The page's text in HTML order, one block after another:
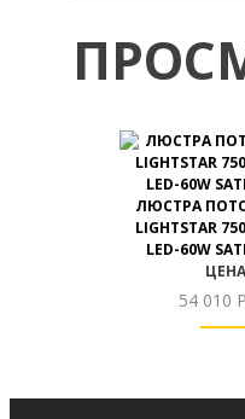
ЛЮСТРА
LIGHTSTAR
LED-60W
ЦЕНА
54 010